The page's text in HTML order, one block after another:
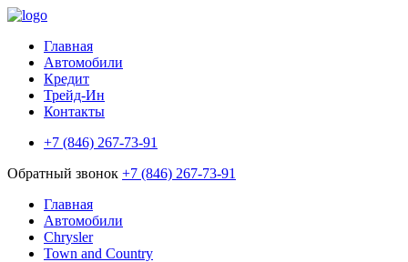
Главная
Автомобили
Кредит
Трейд-Ин
Контакты
+7 (846) 267-73-91
Обратный звонок +7 (846) 267-73-91
Главная
Автомобили
Chrysler
Town and Country